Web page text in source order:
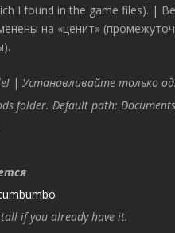
I found in the game files). |
на «ценит»
| Устанавливайте только
folder. Default path:
if you already have it.